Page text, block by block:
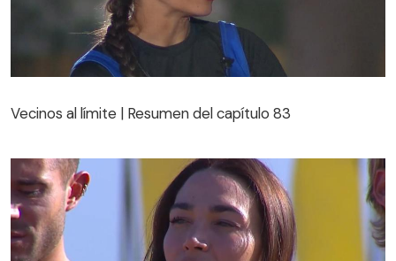
Vecinos al límite | Resumen del capítulo 83